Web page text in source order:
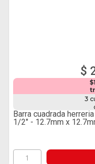
$
3
Barra cuadrada
1/2" - 12.7mm x